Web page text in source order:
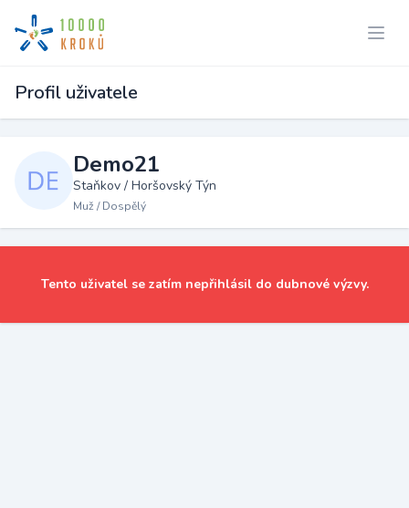
Profil uživatele
Demo21
Staňkov / Horšovský Týn
Muž / Dospělý
Tento uživatel se zatím nepřihlásil do dubnové výzvy.